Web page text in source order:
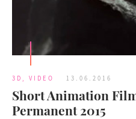
3D VIDEO 13.06.2016
Short Animation
Permanent 2015